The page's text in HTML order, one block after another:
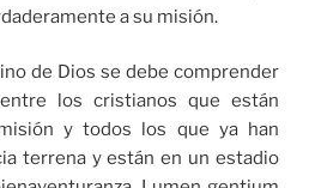
a su misión.
de Dios se debe comprender
los cristianos que están
y todos los que ya han
terrena y están en un estadio